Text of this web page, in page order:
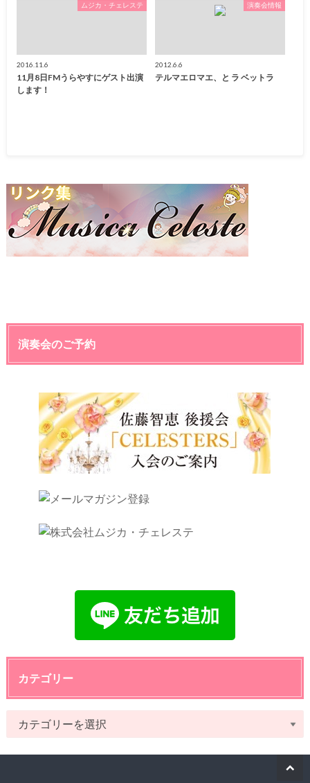
ムジカ・チェレステ
2016.11.6
11月8日FMうらやすにゲスト出演
します！
演奏会情報
2012.6.6
テルマエロマエ、と ラ ベットラ
演奏会のご予約
カテゴリー